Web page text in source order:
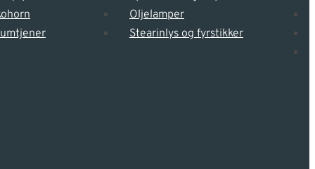
Oljelamper
Stearinlys og fyrstikker